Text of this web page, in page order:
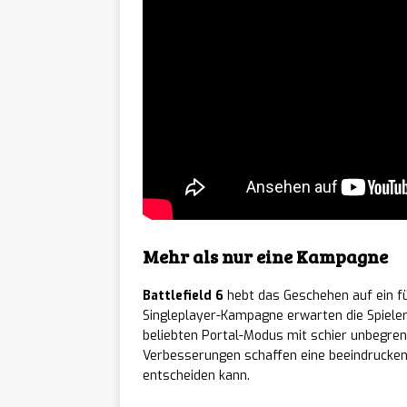
[ 07/08/2026 ]
erscheint am 20.
[ 07/08/2026 ]
rundenbasiertes
Mehr als nur eine Kampagne
Battlefield 6 hebt das Geschehen auf ein
Singleplayer-Kampagne erwarten die
beliebten Portal-Modus mit schier
Verbesserungen schaffen eine
entscheiden kann.